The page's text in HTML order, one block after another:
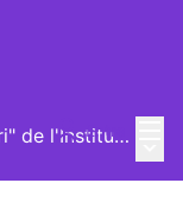
EntraExposició "La història del nostre barri" de l'Institut l'Alzina